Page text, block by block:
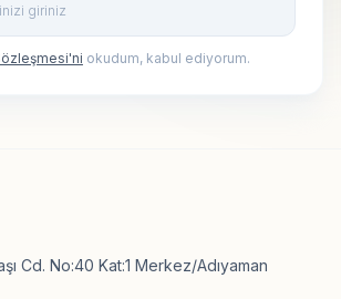
okudum, kabul ediyorum.
Cd. No:40 Kat:1 Merkez/Adıyaman